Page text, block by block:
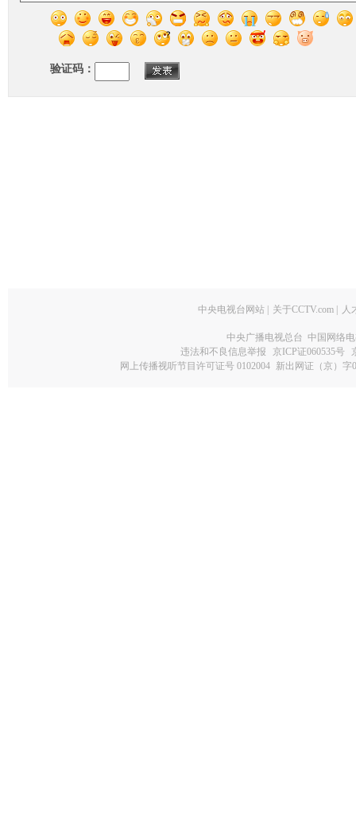
验证码：
中央电视台网站 关于CCTV.com 人
中央广播电视总台 中国网络
违法和不良信息举报
京ICP证060535号
网上传播视听节目许可证号 0102004 新出网证（京）